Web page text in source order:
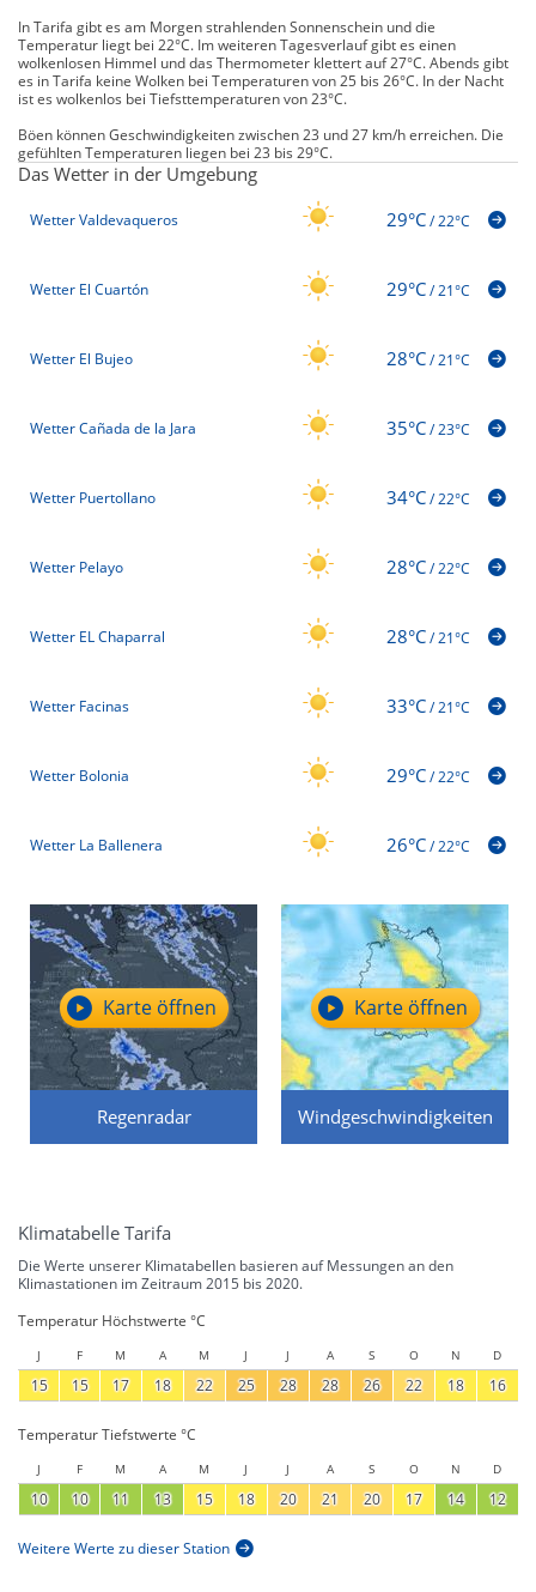
In Tarifa gibt es am Morgen strahlenden Sonnenschein und die
Temperatur liegt bei 22°C. Im weiteren Tagesverlauf gibt es einen
wolkenlosen Himmel und das Thermometer klettert auf 27°C. Abends gibt
es in Tarifa keine Wolken bei Temperaturen von 25 bis 26°C. In der Nacht
ist es wolkenlos bei Tiefsttemperaturen von 23°C.
Böen können Geschwindigkeiten zwischen 23 und 27 km/h erreichen. Die
gefühlten Temperaturen liegen bei 23 bis 29°C.
Das Wetter in der Umgebung
Wetter Valdevaqueros 29°C/22°C
Wetter El Cuartón 29°C/21°C
Wetter El Bujeo 28°C/21°C
Wetter Cañada de la Jara 35°C/23°C
Wetter Puertollano 34°C/22°C
Wetter Pelayo 28°C/22°C
Wetter EL Chaparral 28°C/21°C
Wetter Facinas 33°C/21°C
Wetter Bolonia 29°C/22°C
Wetter La Ballenera 26°C/22°C
Regenradar
Karte öffnen
Windgeschwindigkeiten
Karte öffnen
Klimatabelle Tarifa
Die Werte unserer Klimatabellen basieren auf Messungen an den
Klimastationen im Zeitraum 2015 bis 2020.
Temperatur Höchstwerte °C
J F M A M J J A S O N D
15 15 17 18 22 25 28 28 26 22 18 16
Temperatur Tiefstwerte °C
J F M A M J J A S O N D
10 10 11 13 15 18 20 21 20 17 14 12
Weitere Werte zu dieser Station